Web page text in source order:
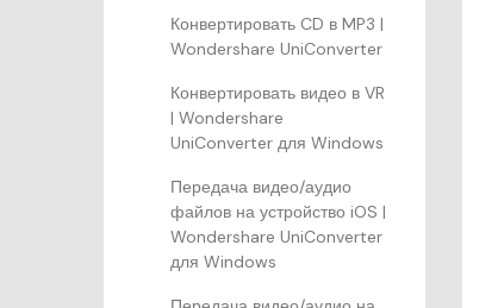
Конвертировать CD в MP3 |
Wondershare UniConverter
Конвертировать видео в VR
| Wondershare
UniConverter для Windows
Передача видео/аудио
файлов на устройство iOS |
Wondershare UniConverter
для Windows